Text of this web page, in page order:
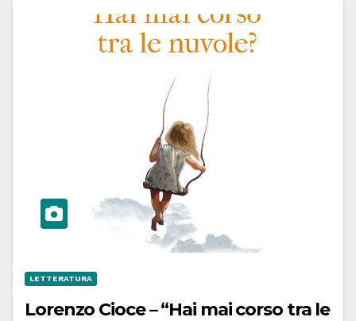
LETTERATURA
Lorenzo Cioce – “Hai mai corso tra le